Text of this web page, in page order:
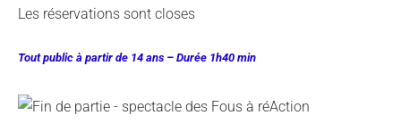
Les réservations sont closes
Tout public à partir de 14 ans – Durée 1h40 min